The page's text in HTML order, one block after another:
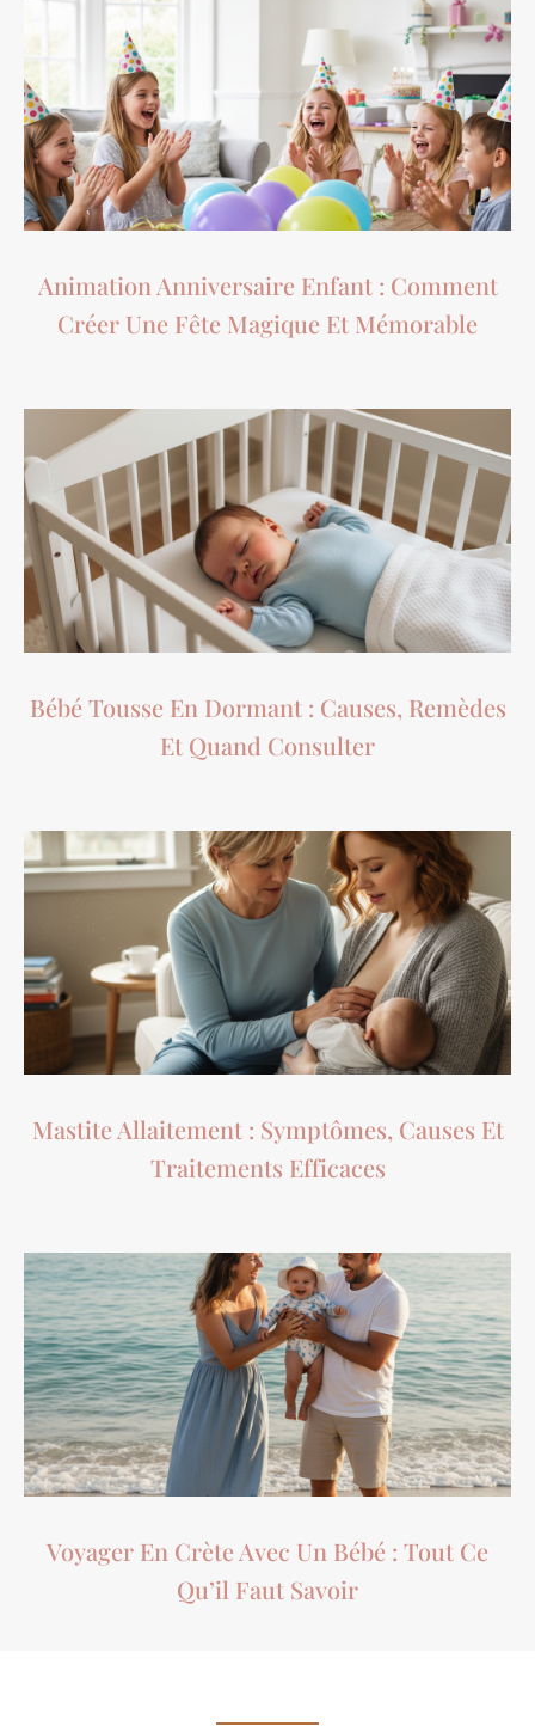
Animation Anniversaire Enfant : Comment
Créer Une Fête Magique Et Mémorable
Bébé Tousse En Dormant : Causes, Remèdes
Et Quand Consulter
Mastite Allaitement : Symptômes, Causes Et
Traitements Efficaces
Voyager En Crète Avec Un Bébé : Tout Ce
Qu’il Faut Savoir